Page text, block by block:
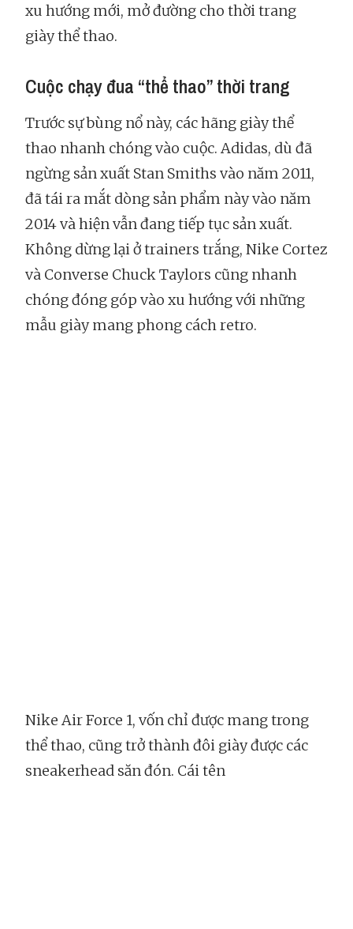
xu hướng mới, mở đường cho thời trang
giày thể thao.
Cuộc chạy đua “thể thao” thời trang
Trước sự bùng nổ này, các hãng giày thể
thao nhanh chóng vào cuộc. Adidas, dù đã
ngừng sản xuất Stan Smiths vào năm 2011,
đã tái ra mắt dòng sản phẩm này vào năm
2014 và hiện vẫn đang tiếp tục sản xuất.
Không dừng lại ở trainers trắng, Nike Cortez
và Converse Chuck Taylors cũng nhanh
chóng đóng góp vào xu hướng với những
mẫu giày mang phong cách retro.
Nike Air Force 1, vốn chỉ được mang trong
thể thao, cũng trở thành đôi giày được các
sneakerhead săn đón. Cái tên